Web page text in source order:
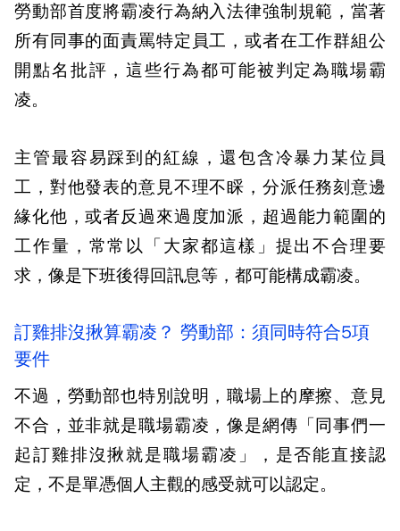
勞動部首度將霸凌行為納入法律強制規範，當著
所有同事的面責罵特定員工，或者在工作群組公
開點名批評，這些行為都可能被判定為職場霸
凌。
主管最容易踩到的紅線，還包含冷暴力某位員
工，對他發表的意見不理不睬，分派任務刻意邊
緣化他，或者反過來過度加派，超過能力範圍的
工作量，常常以「大家都這樣」提出不合理要
求，像是下班後得回訊息等，都可能構成霸凌。
訂雞排沒揪算霸凌？ 勞動部：須同時符合5項
要件
不過，勞動部也特別說明，職場上的摩擦、意見
不合，並非就是職場霸凌，像是網傳「同事們一
起訂雞排沒揪就是職場霸凌」，是否能直接認
定，不是單憑個人主觀的感受就可以認定。